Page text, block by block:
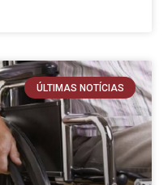
ÚLTIMAS NOTÍCIAS